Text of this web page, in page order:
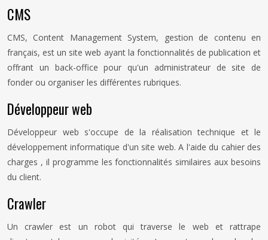
CMS
CMS, Content Management System, gestion de contenu en
français, est un site web ayant la fonctionnalités de publication et
offrant un back-office pour qu'un administrateur de site de
fonder ou organiser les différentes rubriques.
Développeur web
Développeur web s'occupe de la réalisation technique et le
développement informatique d'un site web. A l'aide du cahier des
charges , il programme les fonctionnalités similaires aux besoins
du client.
Crawler
Un crawler est un robot qui traverse le web et rattrape